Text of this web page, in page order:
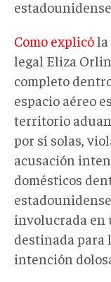
Como explicóla
legal Eliza
completo
espacio aéreo
territorio
por sí solas,
acusación
domésticos
involucrada en
destinada para
intención